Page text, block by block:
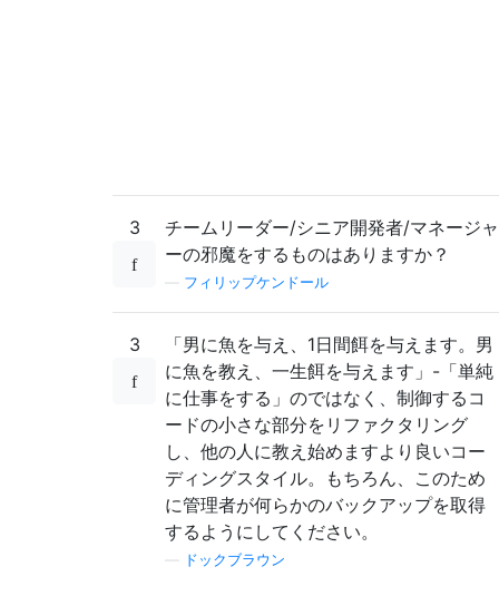
3
チームリーダー/シニア開発者/マネージャ
ーの邪魔をするものはありますか？
フィリップケンドール
3
「男に魚を与え、1日間餌を与えます。男
に魚を教え、一生餌を与えます」-「単純
に仕事をする」のではなく、制御するコ
ードの小さな部分をリファクタリング
し、他の人に教え始めますより良いコー
ディングスタイル。もちろん、このため
に管理者が何らかのバックアップを取得
するようにしてください。
ドックブラウン